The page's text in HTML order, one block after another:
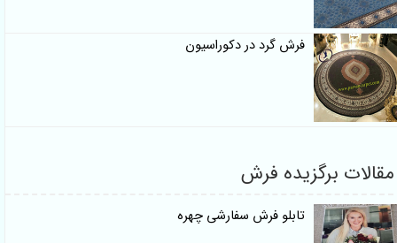
فرش گرد در دکوراسیون
مقالات برگزیده فرش
تابلو فرش سفارشی چهره